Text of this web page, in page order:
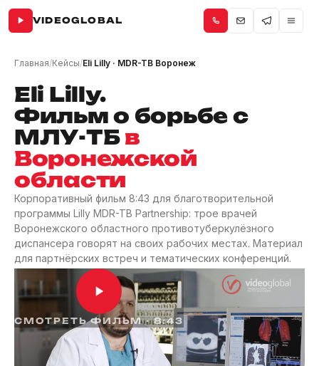
VIDEOGLOBAL
Главная/Кейсы/Eli Lilly · MDR-TB Воронеж
Eli Lilly.
Фильм о борьбе с
МЛУ-ТБ в
Воронежской
области
Корпоративный фильм 8:43 для благотворительной
программы Lilly MDR-TB Partnership: трое врачей
Воронежского областного противотуберкулёзного
диспансера говорят на своих рабочих местах. Материал
для партнёрских встреч и тематических конференций.
СМОТРЕТЬ ФИЛЬМ · 8:43